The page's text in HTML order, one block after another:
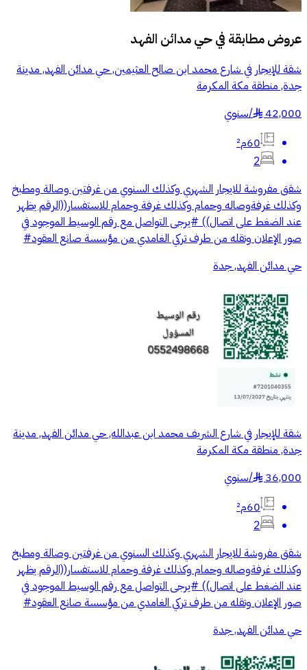
عروض مطابقة فيحي مدائن الفهد
شقة للإيجار في شارع محمد ابن صالح العثيمين, حي مدائن الفهد, مدينة
جدة, منطقة مكة المكرمة
42,000
§
/سنوي
60م²
2
شقق مفروشة للايجار الشهري وكذلك السنوي من غرفتين وصالة ومطبخ
وكذلك غرفةوصاله وحمام وكذلك غرفة وحمام للاستفسار((الرقم يظهر
عند الضغط على اتصال)) #يرجى التواصل مع رقم الوسيط الموجود في
صور الإعلان وتقله من طرف تركي الغامدي من مؤسسة صانع العقود#
حي مدائن الفهد, جدة
شقة للإيجار في شارع الشريف محمد ابن عبدالله, حي مدائن الفهد, مدينة
جدة, منطقة مكة المكرمة
36,000
§
/سنوي
60م²
2
شقق مفروشة للايجار الشهري وكذلك السنوي من غرفتين وصالة ومطبخ
وكذلك غرفةوصاله وحمام وكذلك غرفة وحمام للاستفسار((الرقم يظهر
عند الضغط على اتصال)) #يرجى التواصل مع رقم الوسيط الموجود في
صور الإعلان وتقله من طرف تركي الغامدي من مؤسسة صانع العقود#
حي مدائن الفهد, جدة